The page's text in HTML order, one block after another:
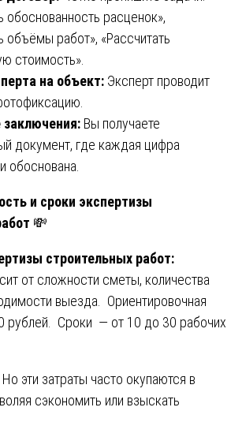
обоснованность расценок»,
объёмы работ», «Рассчитать
стоимость».
на объект: Эксперт проводит
заключения: Вы получаете
документ, где каждая цифра
обоснована.
и сроки экспертизы
💸
строительных работ:
от сложности сметы, количества
выезда. Ориентировочная
рублей. Сроки — от 10 до 30 рабочих
эти затраты часто окупаются в
сэкономить или взыскать